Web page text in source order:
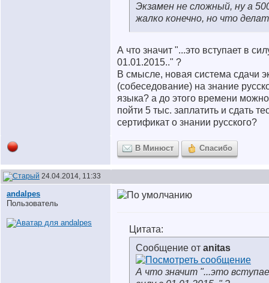
Экзамен не сложный, ну а
жалко конечно, но что
А что значит "...это вступает в
01.01.2015.." ?
В смысле, новая система сдачи
(собеседование) на знание
языка? а до этого времени
пойти 5 тыс. заплатить и сдать
сертификат о знании русского?
В Минюст Спасибо
24.04.2014, 11:33
andalpes
Пользователь
Цитата:
Сообщение от anitas
А что значит "...это